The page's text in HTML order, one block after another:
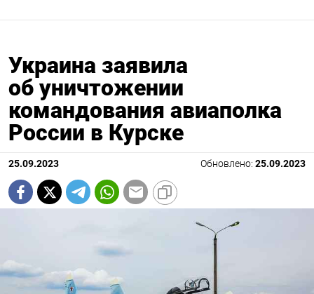
Украина заявила
об уничтожении
командования авиаполка
России в Курске
25.09.2023 Обновлено: 25.09.2023